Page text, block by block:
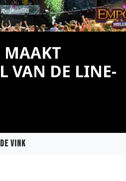
MAAKT
VAN DE LINE-
Vink